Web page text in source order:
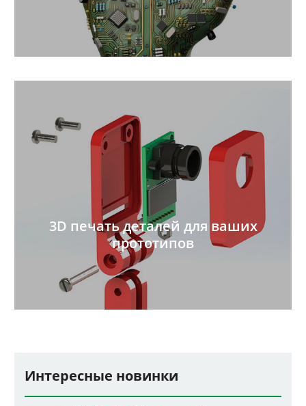
3D печать деталей для ваших
прототипов
Интересные новинки